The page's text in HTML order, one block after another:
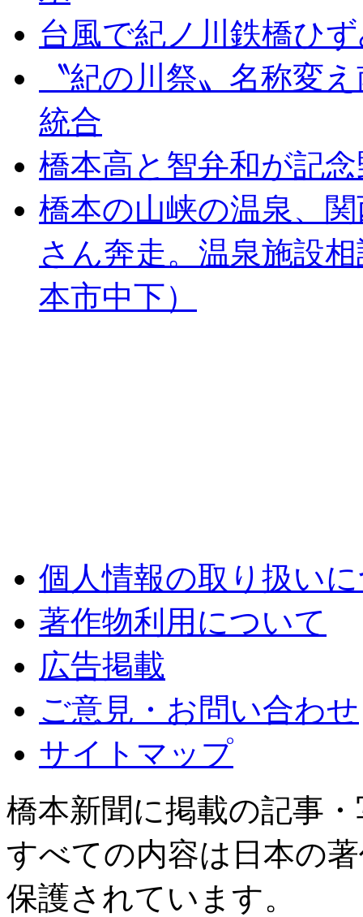
台風で紀ノ川鉄橋ひ
〝紀の川祭〟名称変
統合
橋本高と智弁和が記
橋本の山峡の温泉、
さん奔走。温泉施設
本市中下）
個人情報の取り扱い
著作物利用について
広告掲載
ご意見・お問い合わせ
サイトマップ
橋本新聞に掲載の記事
すべての内容は日本の
保護されています。